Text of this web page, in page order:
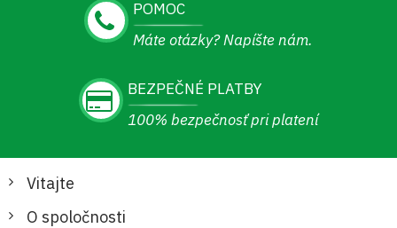
POMOC
Máte otázky? Napíšte nám.
BEZPEČNÉ PLATBY
100% bezpečnosť pri platení
Vitajte
O spoločnosti